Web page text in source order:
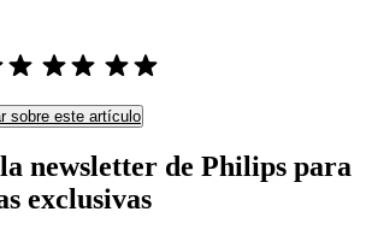
sobre este artículo
newsletter de Philips para
exclusivas